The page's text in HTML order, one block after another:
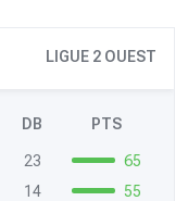
LIGUE 2 OUEST
DB PTS
23
65
14
55